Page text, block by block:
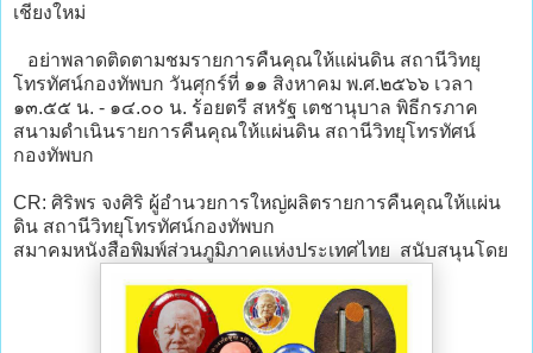
เชียงใหม่
อย่าพลาดติดตามชมรายการคืนคุณให้แผ่นดิน สถานีวิทยุ
โทรทัศน์กองทัพบก วันศุกร์ที่ ๑๑ สิงหาคม พ.ศ.๒๕๖๖ เวลา
๑๓.๕๕ น. - ๑๔.๐๐ น. ร้อยตรี สหรัฐ เตชานุบาล พิธีกรภาค
สนามดำเนินรายการคืนคุณให้แผ่นดิน สถานีวิทยุโทรทัศน์
กองทัพบก
CR: ศิริพร จงศิริ ผู้อำนวยการใหญ่ผลิตรายการคืนคุณให้แผ่น
ดิน สถานีวิทยุโทรทัศน์กองทัพบก
สมาคมหนังสือพิมพ์ส่วนภูมิภาคแห่งประเทศไทย สนับสนุนโดย